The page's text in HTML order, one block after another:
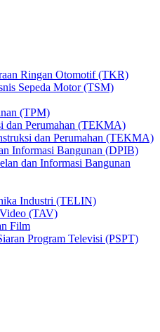
Ringan Otomotif (TKR)
Sepeda Motor (TSM)
(TPM)
dan Perumahan (TEKMA)
dan Perumahan (TEKMA)
Informasi Bangunan (DPIB)
dan Informasi Bangunan
Industri (TELIN)
(TAV)
Film
Program Televisi (PSPT)